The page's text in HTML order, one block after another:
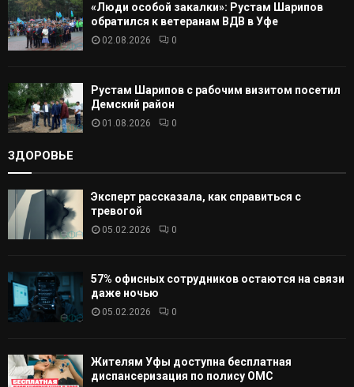
«Люди особой закалки»: Рустам Шарипов
обратился к ветеранам ВДВ в Уфе
02.08.2026 0
Рустам Шарипов с рабочим визитом посетил
Демский район
01.08.2026 0
ЗДОРОВЬЕ
Эксперт рассказала, как справиться с
тревогой
05.02.2026 0
57% офисных сотрудников остаются на связи
даже ночью
05.02.2026 0
Жителям Уфы доступна бесплатная
диспансеризация по полису ОМС